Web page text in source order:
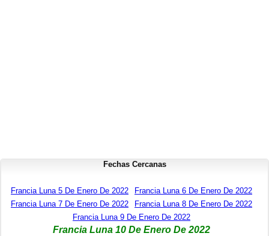
Fechas Cercanas
Francia Luna 5 De Enero De 2022
Francia Luna 6 De Enero De 2022
Francia Luna 7 De Enero De 2022
Francia Luna 8 De Enero De 2022
Francia Luna 9 De Enero De 2022
Francia Luna 10 De Enero De 2022